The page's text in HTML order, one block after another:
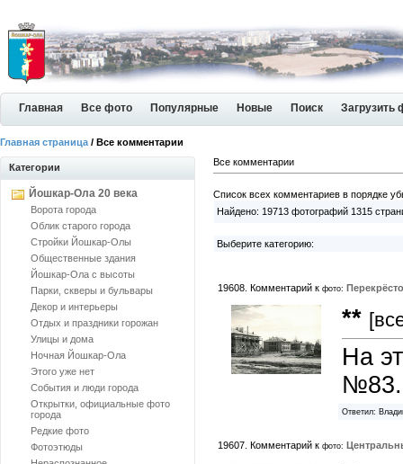
Главная Все фото Популярные Новые Поиск Загрузить
Главная страница / Все комментарии
Категории
Йошкар-Ола 20 века
Ворота города
Облик старого города
Стройки Йошкар-Олы
Общественные здания
Йошкар-Ола с высоты
Парки, скверы и бульвары
Декор и интерьеры
Отдых и праздники горожан
Улицы и дома
Ночная Йошкар-Ола
Этого уже нет
События и люди города
Открытки, официальные фото
города
Редкие фото
Фотоэтюды
Все комментарии
Список всех комментариев в порядке
Найдено: 19713 фотографий 1315
Выберите категорию:
19608. Комментарий к фото:
**
На
№83.
Ответил:
19607. Комментарий к фото: